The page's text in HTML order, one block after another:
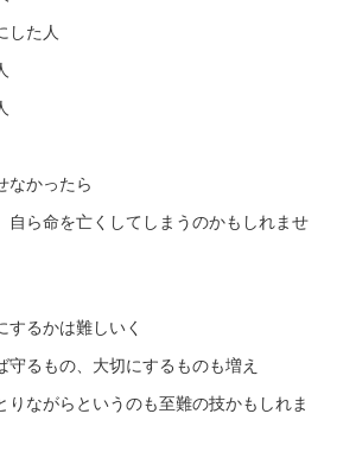
した人
なかったら
自ら命を亡くしてしまうのかもしれませ
するかは難しいく
守るもの、大切にするものも増え
りながらというのも至難の技かもしれま